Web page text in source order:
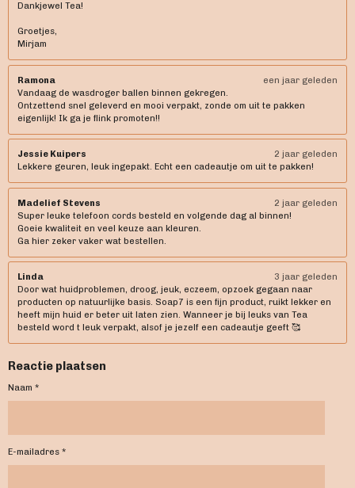
Dankjewel Tea!
Groetjes,
Mirjam
Ramona
een jaar geleden
Vandaag de wasdroger ballen binnen gekregen.
Ontzettend snel geleverd en mooi verpakt, zonde om uit te pakken
eigenlijk! Ik ga je flink promoten!!
Jessie Kuipers
2 jaar geleden
Lekkere geuren, leuk ingepakt. Echt een cadeautje om uit te pakken!
Madelief Stevens
2 jaar geleden
Super leuke telefoon cords besteld en volgende dag al binnen!
Goeie kwaliteit en veel keuze aan kleuren.
Ga hier zeker vaker wat bestellen.
Linda
3 jaar geleden
Door wat huidproblemen, droog, jeuk, eczeem, opzoek gegaan naar
producten op natuurlijke basis. Soap7 is een fijn product, ruikt lekker en
heeft mijn huid er beter uit laten zien. Wanneer je bij leuks van Tea
besteld word t leuk verpakt, alsof je jezelf een cadeautje geeft 🥰
Reactie plaatsen
Naam *
E-mailadres *